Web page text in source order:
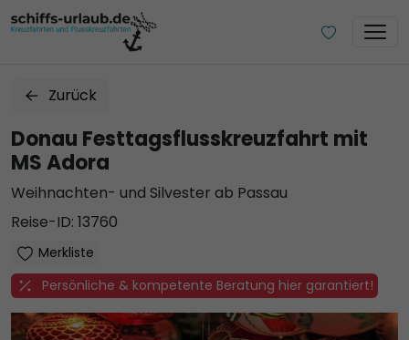
Zurück
Donau Festtagsflusskreuzfahrt mit
MS Adora
Weihnachten- und Silvester ab Passau
Reise-ID: 13760
Merkliste
Persönliche & kompetente Beratung hier garantiert!